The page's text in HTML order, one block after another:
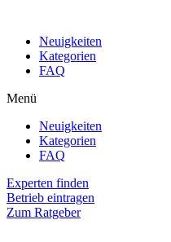
Neuigkeiten
Kategorien
FAQ
Menü
Neuigkeiten
Kategorien
FAQ
Experten finden
Betrieb eintragen
Zum Ratgeber